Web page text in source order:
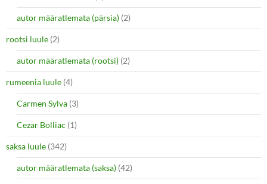
autor määratlemata (pärsia) (2)
rootsi luule (2)
autor määratlemata (rootsi) (2)
rumeenia luule (4)
Carmen Sylva (3)
Cezar Bolliac (1)
saksa luule (342)
autor määratlemata (saksa) (42)